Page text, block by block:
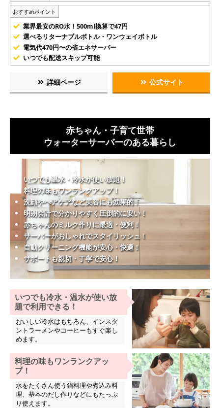
おすすめポイント
業界最安のRO水！500ml換算で47円
選べるリターナブルボトル・ワンウェイボトル
電気代470円〜の省エネサーバー
いつでも配送スキップ可能
詳細ページ 公式サイト
赤ちゃん・子育て世帯
ウォーターサーバーのある暮らし
いつでも温水・冷水が使い放題！
料理の味もワンランクアップ！
洗顔やヘアケアなど美容にも効果的！
明朗会計で分かりやすく圧倒的に安い！
赤ちゃんのミルク作りに最適・便利！
サーバーがおしゃれでスタイリッシュ！
自動クリーニング機能が安心・快適！
サポートも親切・丁寧で安心！
いつでも冷水・温水が使い放
題で利用できる！
おいしい冷水はもちろん、インスタ
ントラーメンやコーヒーもすぐ楽し
めます。
料理の味もワンランクアッ
プ！
水をたくさん使う鍋料理や煮込み料
理、基本のだし作りなどにもたっぷ
り使えます。